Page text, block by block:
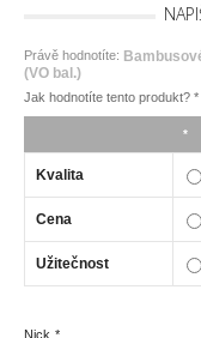
Právě hodnotíte:
(VO bal.)
Jak hodnotíte tento produkt? *
*
Kvalita
Cena
Užitečnost
*
Nick